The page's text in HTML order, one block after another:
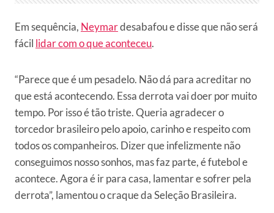
Em sequência, Neymardesabafou e disse que não será
fácil lidar com o que aconteceu.
“Parece que é um pesadelo. Não dá para acreditar no
que está acontecendo. Essa derrota vai doer por muito
tempo. Por isso é tão triste. Queria agradecer o
torcedor brasileiro pelo apoio, carinho e respeito com
todos os companheiros. Dizer que infelizmente não
conseguimos nosso sonhos, mas faz parte, é futebol e
acontece. Agora é ir para casa, lamentar e sofrer pela
derrota”, lamentou o craque da Seleção Brasileira.